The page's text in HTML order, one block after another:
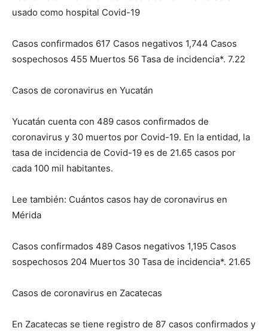
usado como hospital Covid-19
Casos confirmados 617 Casos negativos 1,744 Casos
sospechosos 455 Muertos 56 Tasa de incidencia*. 7.22
Casos de coronavirus en Yucatán
Yucatán cuenta con 489 casos confirmados de
coronavirus y 30 muertos por Covid-19. En la entidad, la
tasa de incidencia de Covid-19 es de 21.65 casos por
cada 100 mil habitantes.
Lee también: Cuántos casos hay de coronavirus en
Mérida
Casos confirmados 489 Casos negativos 1,195 Casos
sospechosos 204 Muertos 30 Tasa de incidencia*. 21.65
Casos de coronavirus en Zacatecas
En Zacatecas se tiene registro de 87 casos confirmados y